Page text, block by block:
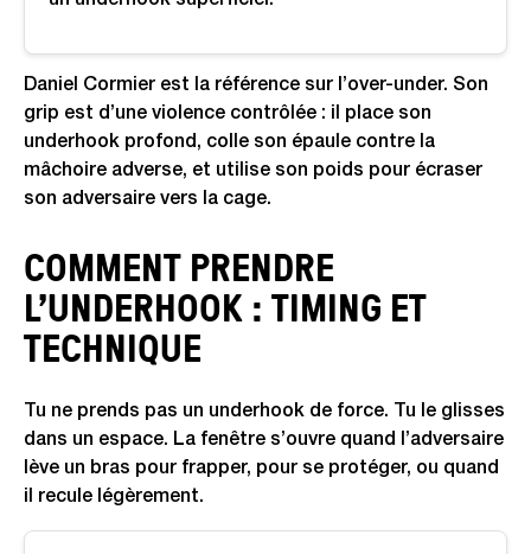
Daniel Cormier est la référence sur l’over-under. Son
grip est d’une violence contrôlée : il place son
underhook profond, colle son épaule contre la
mâchoire adverse, et utilise son poids pour écraser
son adversaire vers la cage.
COMMENT PRENDRE
L’UNDERHOOK : TIMING ET
TECHNIQUE
Tu ne prends pas un underhook de force. Tu le glisses
dans un espace. La fenêtre s’ouvre quand l’adversaire
lève un bras pour frapper, pour se protéger, ou quand
il recule légèrement.